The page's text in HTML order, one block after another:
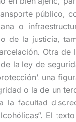
público,
o
de la justicia,
Otra de
la ley de
una
o la de un
la facultad
El